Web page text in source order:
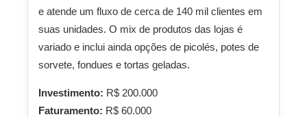
e atende um fluxo de cerca de 140 mil clientes em
suas unidades. O mix de produtos das lojas é
variado e inclui ainda opções de picolés, potes de
sorvete, fondues e tortas geladas.
Investimento: R$ 200.000
Faturamento: R$ 60.000